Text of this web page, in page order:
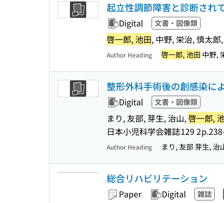
起立性調節障害と診断され
Digital 文書・図像類
啓一郎, 池田, 中野, 栄治, 慎太
Author Heading 啓一郎, 池田 中野,
整形外科手術後の創感染
Digital 文書・図像類
まり, 友部, 芽生, 治山,啓一郎,
日本小児科学会雑誌129 2
Author Heading まり, 友部 芽生, 治
総合リハビリテーション
Paper Digital 雑誌